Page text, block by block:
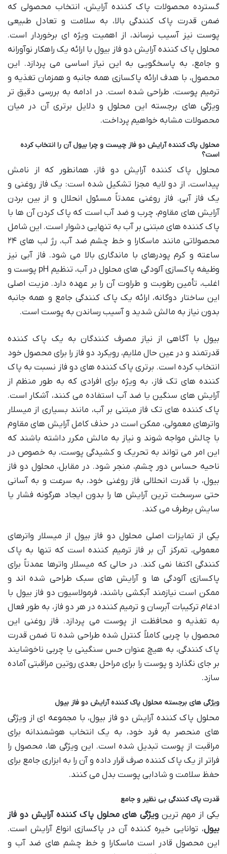
گسترده محصولات پاک کننده آرایش، انتخاب محصولی که
ضمن قدرت پاک کنندگی بالا، به سلامت و تعادل طبیعی
پوست نیز آسیب نرساند، از اهمیت ویژه ای برخوردار است.
محلول پاک کننده آرایش دو فاز بیول با ارائه یک راهکار نوآورانه
و جامع، به پاسخگویی به این نیاز اساسی می پردازد. این
محصول، با هدف ارائه پاکسازی همه جانبه و همزمان تغذیه و
ترمیم پوست، طراحی شده است. در ادامه به بررسی دقیق تر
ویژگی های برجسته این محلول و دلایل برتری آن در میان
محصولات مشابه خواهیم پرداخت.
محلول پاک کننده آرایش دو فاز چیست و چرا بیول آن را انتخاب کرده
است؟
محلول پاک کننده آرایش دو فاز، همانطور که از نامش
پیداست، از دو لایه مجزا تشکیل شده است: یک فاز روغنی و
یک فاز آبی. فاز روغنی عمدتاً مسئول انحلال و از بین بردن
آرایش های مقاوم، چرب و ضد آب است که پاک کردن آن ها با
پاک کننده های مبتنی بر آب به تنهایی دشوار است. این شامل
محصولاتی مانند ماسکارا و خط چشم ضد آب، رژ لب های ۲۴
ساعته و کرم پودرهای با ماندگاری بالا می شود. فاز آبی نیز
وظیفه پاکسازی آلودگی های محلول در آب، تنظیم pH پوست و
اغلب، تأمین رطوبت و طراوت آن را بر عهده دارد. مزیت اصلی
این ساختار دوگانه، ارائه یک پاک کنندگی جامع و همه جانبه
بدون نیاز به مالش شدید و آسیب رساندن به پوست است.
بیول با آگاهی از نیاز مصرف کنندگان به یک پاک کننده
قدرتمند و در عین حال ملایم، رویکرد دو فاز را برای محصول خود
انتخاب کرده است. برتری پاک کننده های دو فاز نسبت به پاک
کننده های تک فاز، به ویژه برای افرادی که به طور منظم از
آرایش های سنگین یا ضد آب استفاده می کنند، آشکار است.
پاک کننده های تک فاز مبتنی بر آب، مانند بسیاری از میسلار
واترهای معمولی، ممکن است در حذف کامل آرایش های مقاوم
با چالش مواجه شوند و نیاز به مالش مکرر داشته باشند که
این امر می تواند به تحریک و کشیدگی پوست، به خصوص در
ناحیه حساس دور چشم، منجر شود. در مقابل، محلول دو فاز
بیول، با قدرت انحلالی فاز روغنی خود، به سرعت و به آسانی
حتی سرسخت ترین آرایش ها را بدون ایجاد هرگونه فشار یا
سایش برطرف می کند.
یکی از تمایزات اصلی محلول دو فاز بیول از میسلار واترهای
معمولی، تمرکز آن بر فاز ترمیم کننده است که تنها به پاک
کنندگی اکتفا نمی کند. در حالی که میسلار واترها عمدتاً برای
پاکسازی آلودگی ها و آرایش های سبک طراحی شده اند و
ممکن است نیازمند آبکشی باشند، فرمولاسیون دو فاز بیول با
ادغام ترکیبات آبرسان و ترمیم کننده در هر دو فاز، به طور فعال
به تغذیه و محافظت از پوست می پردازد. فاز روغنی این
محصول با چربی کاملاً کنترل شده طراحی شده تا ضمن قدرت
پاک کنندگی، به هیچ عنوان حس سنگینی یا چربی ناخوشایند
بر جای نگذارد و پوست را برای مراحل بعدی روتین مراقبتی آماده
سازد.
ویژگی های برجسته محلول پاک کننده آرایش دو فاز بیول
محلول پاک کننده آرایش دو فاز بیول، با مجموعه ای از ویژگی
های منحصر به فرد خود، به یک انتخاب هوشمندانه برای
مراقبت از پوست تبدیل شده است. این ویژگی ها، محصول را
فراتر از یک پاک کننده صرف قرار داده و آن را به ابزاری جامع برای
حفظ سلامت و شادابی پوست بدل می کنند.
قدرت پاک کنندگی بی نظیر و جامع
یکی از مهم ترین ویژگی های محلول پاک کننده آرایش دو فاز
بیول، توانایی خیره کننده آن در پاکسازی انواع آرایش است.
این محصول قادر است ماسکارا و خط چشم های ضد آب و